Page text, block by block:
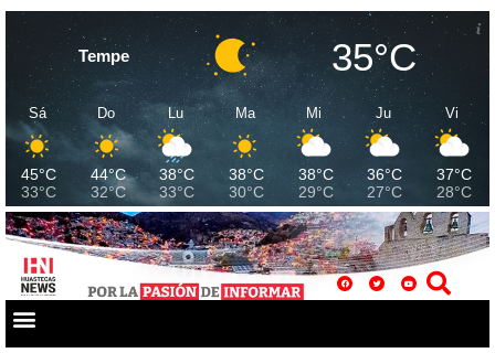
Tempe 35°C
Sá
45°C
33°C
Do
44°C
32°C
Lu
38°C
33°C
Ma
38°C
30°C
Mi
38°C
29°C
Ju
36°C
27°C
Vi
37°C
28°C